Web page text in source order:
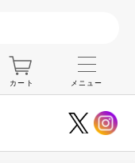
カート メニュー